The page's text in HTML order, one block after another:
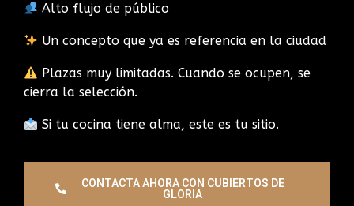
Alto flujo de público
Un concepto que ya es referencia en la ciudad
Plazas muy limitadas. Cuando se ocupen, se
cierra la selección.
Si tu cocina tiene alma, este es tu sitio.
CONTACTA AHORA CON CUBIERTOS DE
GLORIA